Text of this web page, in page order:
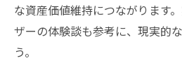
な資産価値維持につながります
ザーの体験談も参考に、現実的
う。